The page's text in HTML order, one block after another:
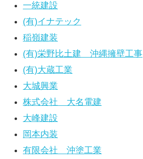
一統建設
(有)イナテック
稲嶺建装
(有)栄野比土建 沖縄擁壁工事
(有)大蔵工業
大城興業
株式会社 大名電建
大峰建設
岡本内装
有限会社 沖塗工業